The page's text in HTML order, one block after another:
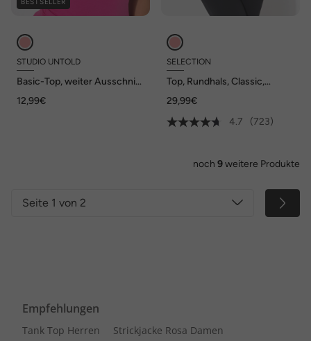
STUDIO UNTOLD
Basic-Top, weiter Ausschnitt,
12,99€
SELECTION
Top, Rundhals, Classic,
ärmellos
29,99€
4.7
(723)
noch 9weitere Produkte
Seite 1 von 2
Empfehlungen
Tank Top Herren
Strickjacke Rosa Damen